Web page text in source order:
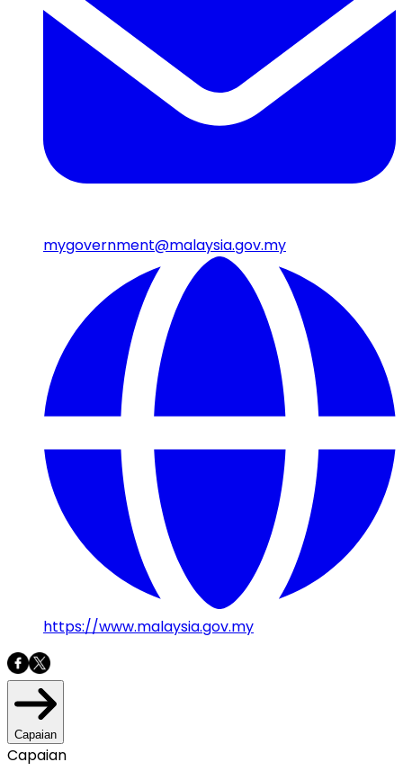
mygovernment@malaysia.gov.my
https://www.malaysia.gov.my
Capaian
Capaian